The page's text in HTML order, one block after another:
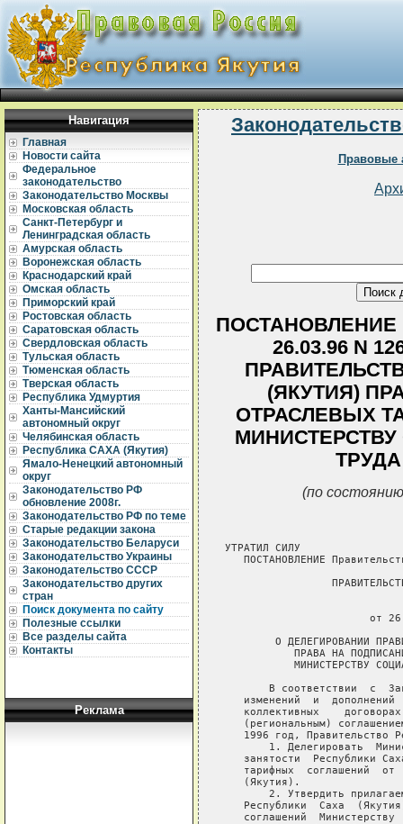
Навигация
Главная
Новости сайта
Федеральное
законодательство
Законодательство Москвы
Московская область
Санкт-Петербург и
Ленинградская область
Амурская область
Воронежская область
Краснодарский край
Омская область
Приморский край
Ростовская область
Саратовская область
Свердловская область
Тульская область
Тюменская область
Тверская область
Республика Удмуртия
Ханты-Мансийский
автономный округ
Челябинская область
Республика САХА (Якутия)
Ямало-Ненецкий автономный
округ
Законодательство РФ
обновление 2008г.
Законодательство РФ по теме
Старые редакции закона
Законодательство Беларуси
Законодательство Украины
Законодательство СССР
Законодательство других
стран
Поиск документа по сайту
Полезные ссылки
Все разделы сайта
Контакты
Реклама
Правовые
ПОСТАНОВЛЕНИЕ
26.03.96 N
(ЯКУТИЯ)
ОТРАСЛЕВЫХ
(по
УТРАТИЛ СИЛУ
ПОСТАНОВЛЕНИЕ
от
О ДЕЛЕГИРОВАНИИ
ПРАВА НА
МИНИСТЕРСТВУ
В соответствии  с
изменений  и  дополнений
коллективных
(региональным)
1996 год, Правительство
1. Делегировать
занятости  Республики
тарифных  соглашений  от
   (Якутия).
2. Утвердить
Республики  Саха
соглашений  Министерству